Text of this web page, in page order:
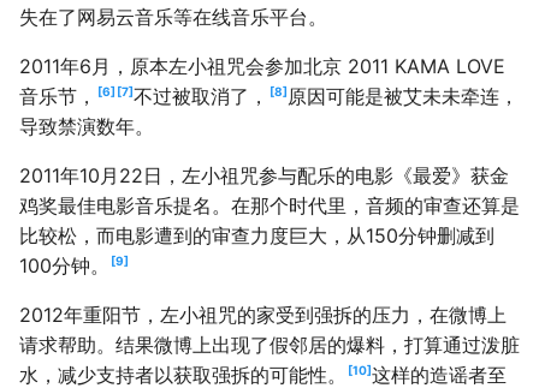
失在了网易云音乐等在线音乐平台。
2011年6月，原本左小祖咒会参加北京 2011 KAMA LOVE
音乐节，
6 7 不过被取消了， 8 原因可能是被艾未未牵连，
导致禁演数年。
2011年10月22日，左小祖咒参与配乐的电影《最爱》获金
鸡奖最佳电影音乐提名。在那个时代里，音频的审查还算是
比较松，而电影遭到的审查力度巨大，从150分钟删减到
100分钟。
9
2012年重阳节，左小祖咒的家受到强拆的压力，在微博上
请求帮助。结果微博上出现了假邻居的爆料，打算通过泼脏
水，减少支持者以获取强拆的可能性。
10 这样的造谣者至